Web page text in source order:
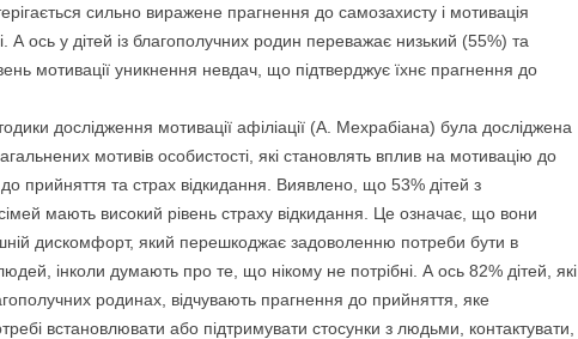
сильно виражене прагнення до самозахисту i мотивацiя
А ось у дiтей iз благополучних родин переважає низький (55%) та
мотивацiї уникнення невдач, що пiдтверджує їхнє прагнення до
дослiдження мотивацiї афiлiацiї (А. Мехрабiана) була дослiджена
мотивiв особистостi, якi становлять вплив на мотивацiю до
прийняття та страх вiдкидання. Виявлено, що 53% дiтей з
мають високий рiвень страху вiдкидання. Це означає, що вони
дискомфорт, який перешкоджає задоволенню потреби бути в
iнколи думають про те, що нiкому не потрiбнi. А ось 82% дiтей, якi
родинах, вiдчувають прагнення до прийняття, яке
встановлювати або пiдтримувати стосунки з людьми, контактувати,